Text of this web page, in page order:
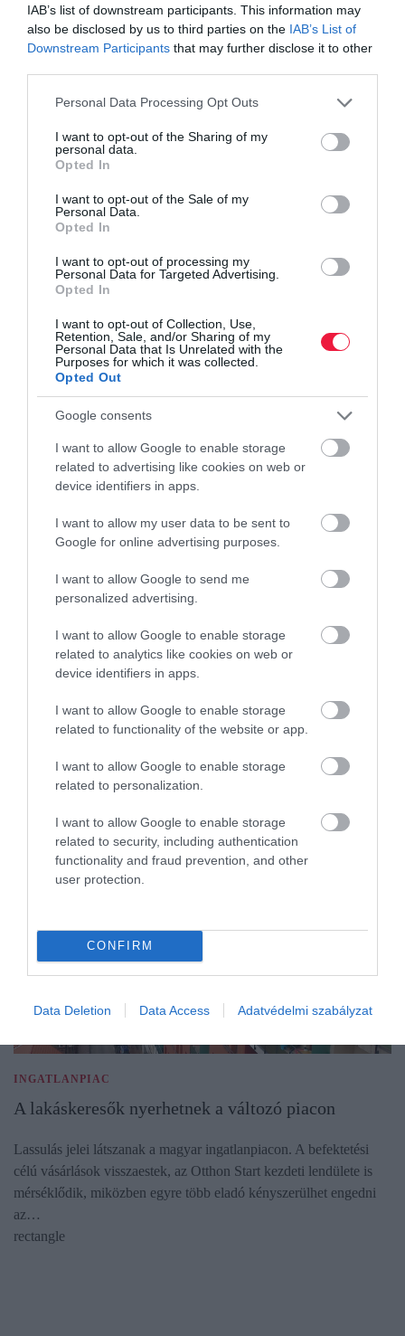
IAB’s list of downstream participants. This information may
also be disclosed by us to third parties on the IAB’s List of
Downstream Participants that may further disclose it to other
Please note that this website/app uses one or more Google
not limited to your visit or usage behaviour. You may click to
grant or deny consent to Google and its third-party tags to
use your data for below specified purposes in below Google
consent section.
Personal Data Processing Opt Outs
I want to opt-out of the Sharing of my
personal data.
Opted In
I want to opt-out of the Sale of my
Personal Data.
Opted In
I want to opt-out of processing my
Personal Data for Targeted Advertising.
Opted In
I want to opt-out of Collection, Use,
Retention, Sale, and/or Sharing of my
Personal Data that Is Unrelated with the
Purposes for which it was collected.
Opted Out
Google consents
I want to allow Google to enable storage
related to advertising like cookies on web or
device identifiers in apps.
I want to allow my user data to be sent to
Google for online advertising purposes.
I want to allow Google to send me
personalized advertising.
I want to allow Google to enable storage
related to analytics like cookies on web or
device identifiers in apps.
I want to allow Google to enable storage
related to functionality of the website or app.
I want to allow Google to enable storage
related to personalization.
I want to allow Google to enable storage
related to security, including authentication
functionality and fraud prevention, and other
user protection.
CONFIRM
Data Deletion Data Access Adatvédelmi szabályzat
kivonulási hírekre
írta meg a Financial Times. A brit üzletlánc válasza rövid, de velős
INGATLANPIAC
A lakáskeresők nyerhetnek a változó piacon
Lassulás jelei látszanak a magyar ingatlanpiacon. A befektetési
célú vásárlások visszaestek, az Otthon Start kezdeti lendülete is
mérséklődik, miközben egyre több eladó kényszerülhet engedni
az…
rectangle